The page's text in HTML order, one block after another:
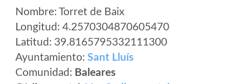
Nombre: Torret de Baix
Longitud: 4.2570304870605470
Latitud: 39.8165795332111300
Ayuntamiento: Sant Lluís
Comunidad: Baleares